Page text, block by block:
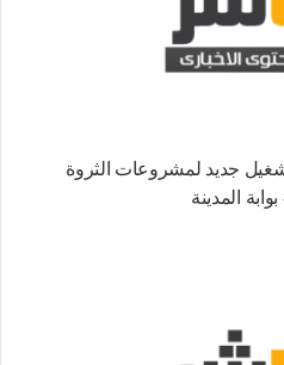
712 ترخيص تشغيل جديد لمشروعات الثروة
المدينة